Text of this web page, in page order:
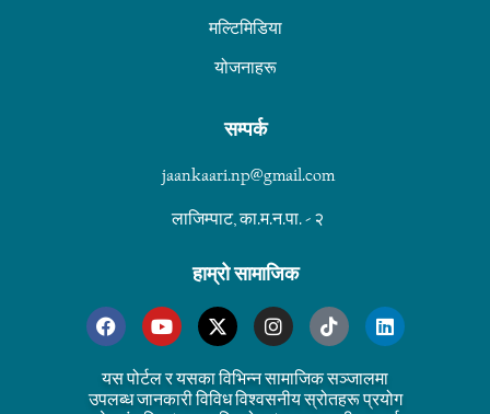
मल्टिमिडिया
योजनाहरू
सम्पर्क
jaankaari.np@gmail.com
लाजिम्पाट, का.म.न.पा. - २
हाम्रो सामाजिक
यस पोर्टल र यसका विभिन्न सामाजिक सञ्जालमा
उपलब्ध जानकारी विविध विश्वसनीय स्रोतहरू प्रयोग